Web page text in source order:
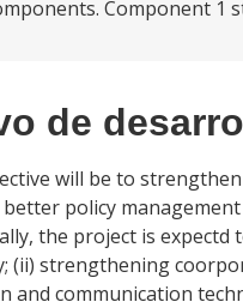
Component 1
de
will be to
policy
the project is
(ii) strengthening
and communication